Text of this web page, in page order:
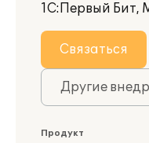
1С:Первый Бит,
Связаться
Другие
Продукт